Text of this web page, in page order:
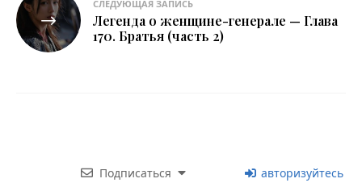
СЛЕДУЮЩАЯ ЗАПИСЬ
Легенда о женщине-генерале — Глава
170. Братья (часть 2)
Подписаться авторизуйтесь